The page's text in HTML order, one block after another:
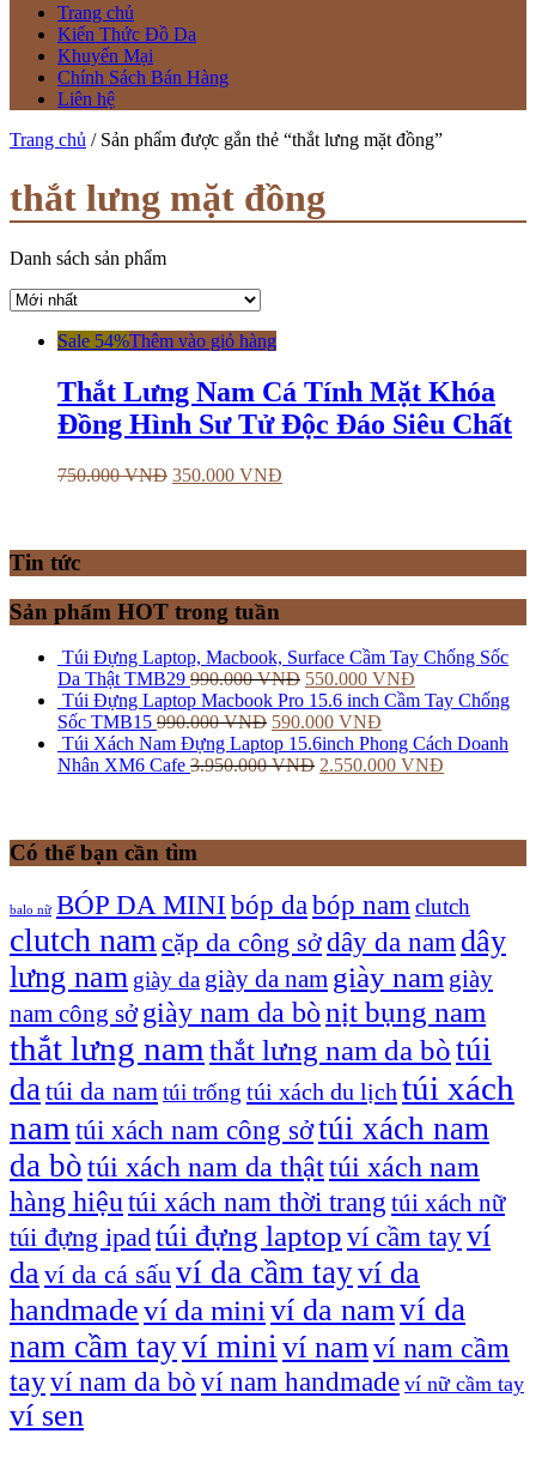
Trang chủ
Kiến Thức Đồ Da
Khuyến Mại
Chính Sách Bán Hàng
Liên hệ
Trang chủ / Sản phẩm được gắn thẻ “thắt lưng mặt đồng”
thắt lưng mặt đồng
Danh sách sản phẩm
Sale 54%Thêm vào giỏ hàng
Thắt Lưng Nam Cá Tính Mặt Khóa
Đồng Hình Sư Tử Độc Đáo Siêu Chất
750.000VNĐ 350.000 VNĐ
Tin tức
Sản phẩm HOT trong tuần
Túi Đựng Laptop, Macbook, Surface Cầm Tay Chống Sốc
Da Thật TMB29 990.000VNĐ 550.000 VNĐ
Túi Đựng Laptop Macbook Pro 15.6 inch Cầm Tay Chống
Sốc TMB15 990.000VNĐ 590.000 VNĐ
Túi Xách Nam Đựng Laptop 15.6inch Phong Cách Doanh
Nhân XM6 Cafe 3.950.000VNĐ 2.550.000 VNĐ
Có thể bạn cần tìm
balo nữ BÓP DA MINI bóp da bóp nam clutch
clutch nam cặp da công sởdây da nam dây
lưng nam giày da giày da nam giày nam giày
nam công sở giày nam da bònịt bụng nam
thắt lưng nam thắt lưng nam da bòtúi
da túi da namtúi trống túi xách du lịch túi xách
nam túi xách nam công sởtúi xách nam
da bòtúi xách nam da thậttúi xách nam
hàng hiệu túi xách nam thời trang túi xách nữ
túi đựng ipadtúi đựng laptop ví cầm tayví
daví da cá sấu ví da cầm tayví da
handmadeví da mini ví da namví da
nam cầm tayví mini ví namví nam cầm
tayví nam da bò ví nam handmade ví nữ cầm tay
ví sen